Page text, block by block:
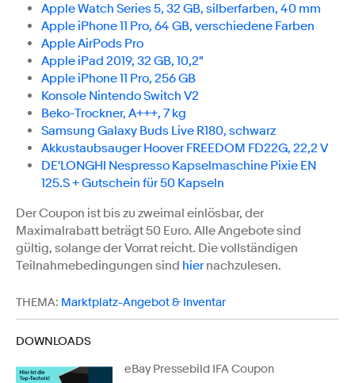
Apple Watch Series 5, 32 GB, silberfarben, 40 mm
Apple iPhone 11 Pro, 64 GB, verschiedene Farben
Apple AirPods Pro
Apple iPad 2019, 32 GB, 10,2"
Apple iPhone 11 Pro, 256 GB
Konsole Nintendo Switch V2
Beko-Trockner, A+++, 7 kg
Samsung Galaxy Buds Live R180, schwarz
Akkustaubsauger Hoover FREEDOM FD22G, 22,2 V
DE'LONGHI Nespresso Kapselmaschine Pixie EN
125.S + Gutschein für 50 Kapseln
Der Coupon ist bis zu zweimal einlösbar, der
Maximalrabatt beträgt 50 Euro. Alle Angebote sind
gültig, solange der Vorrat reicht. Die vollständigen
Teilnahmebedingungen sind hiernachzulesen.
THEMA: Marktplatz-Angebot & Inventar
DOWNLOADS
eBay Pressebild IFA Coupon